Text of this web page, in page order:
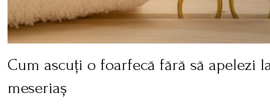
Cum ascuți o foarfecă fără să apelezi
meseriaș